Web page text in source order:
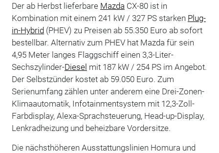
Der ab Herbst lieferbare Mazda CX-80 ist in
Kombination mit einem 241 kW / 327 PS starken Plug-
in-Hybrid(PHEV) zu Preisen ab 55.350 Euro ab sofort
bestellbar. Alternativ zum PHEV hat Mazda für sein
4,95 Meter langes Flaggschiff einen 3,3-Liter-
Sechszylinder-Diesel mit 187 kW / 254 PS im Angebot.
Der Selbstzünder kostet ab 59.050 Euro. Zum
Serienumfang zählen unter anderem eine Drei-Zonen-
Klimaautomatik, Infotainmentsystem mit 12,3-Zoll-
Farbdisplay, Alexa-Sprachsteuerung, Head-up-Display,
Lenkradheizung und beheizbare Vordersitze.
Die nächsthöheren Ausstattungslinien Homura und